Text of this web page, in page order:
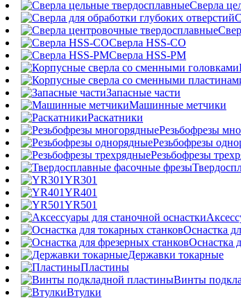
Сверла
Сверла HSS-CO
Сверла HSS-PM
Запасные части
Машинные метчики
Раскатники
Резьбофрезы
Резьбофрезы
Резьбофрезы
YR301
YR401
YR501
Оснастка
Оснастка
Державки токарные
Пластины
Винты
Втулки